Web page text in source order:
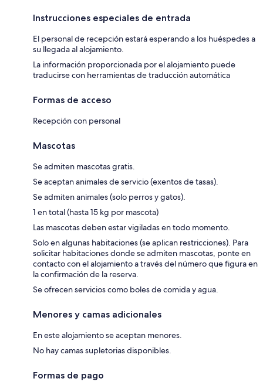
Instrucciones especiales de entrada
El personal de recepción estará esperando a los huéspedes a
su llegada al alojamiento.
La información proporcionada por el alojamiento puede
traducirse con herramientas de traducción automática
Formas de acceso
Recepción con personal
Mascotas
Se admiten mascotas gratis.
Se aceptan animales de servicio (exentos de tasas).
Se admiten animales (solo perros y gatos).
1 en total (hasta 15 kg por mascota)
Las mascotas deben estar vigiladas en todo momento.
Solo en algunas habitaciones (se aplican restricciones). Para
solicitar habitaciones donde se admiten mascotas, ponte en
contacto con el alojamiento a través del número que figura en
la confirmación de la reserva.
Se ofrecen servicios como boles de comida y agua.
Menores y camas adicionales
En este alojamiento se aceptan menores.
No hay camas supletorias disponibles.
Formas de pago